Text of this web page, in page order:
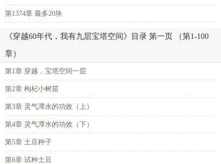
第1374章 最多20块
《穿越60年代，我有九层宝塔空间》目录 第一页 （第1-100
章）
第1章 穿越，宝塔空间一层
第2章 枸杞小树苗
第3章 灵气潭水的功效（上）
第4章 灵气潭水的功效（下）
第5章 土豆种子
第6章 试种土豆